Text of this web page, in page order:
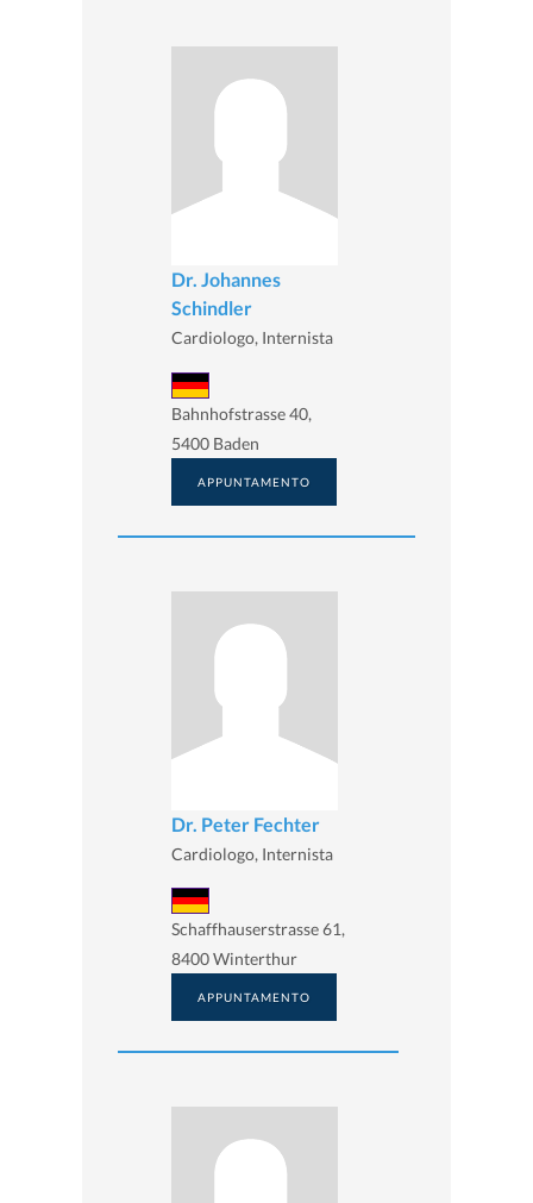
Dr. Johannes
Schindler
Cardiologo, Internista
Bahnhofstrasse 40,
5400 Baden
APPUNTAMENTO
Dr. Peter Fechter
Cardiologo, Internista
Schaffhauserstrasse 61,
8400 Winterthur
APPUNTAMENTO